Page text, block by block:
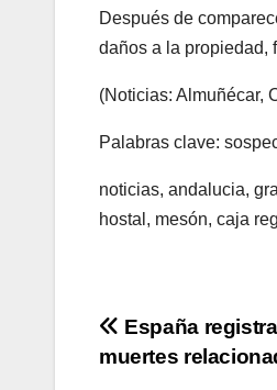
Después de
daños a la propiedad,
(Noticias: Almuñécar,
Palabras clave:
noticias, andalucia,
hostal, mesón, caja
Post
España
muertes